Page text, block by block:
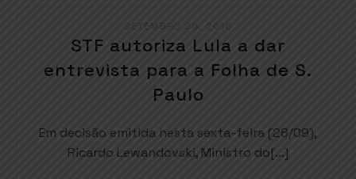
SETEMBRO 28, 2018
STF autoriza Lula a dar
entrevista para a Folha de S.
Paulo
Em decisão emitida nesta sexta-feira (28/09),
Ricardo Lewandovski, Ministro do[…]